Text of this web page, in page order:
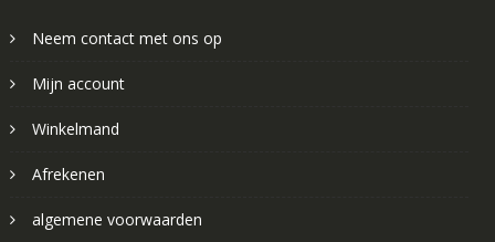
Neem contact met ons op
Mijn account
Winkelmand
Afrekenen
algemene voorwaarden